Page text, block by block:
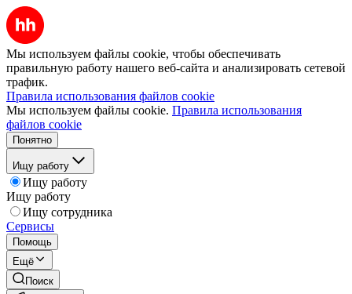
Мы используем файлы cookie, чтобы обеспечивать
правильную работу нашего веб-сайта и анализировать сетевой
трафик.
Правила использования файлов cookie
Мы используем файлы cookie. Правила использования
файлов cookie
Понятно
Ищу работу
Ищу работу
Ищу работу
Ищу сотрудника
Сервисы
Помощь
Ещё
Поиск